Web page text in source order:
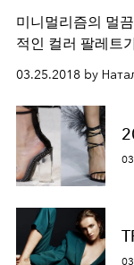
미니멀리즘의 멀
적인 컬러 팔레트
03.25.2018 by